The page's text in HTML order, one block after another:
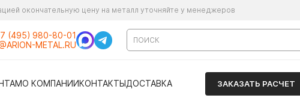
окончательную цену на металл уточняйте у менеджеров
(495) 980-80-01
METAL.RU
О КОМПАНИИКОНТАКТЫДОСТАВКА ЗАКАЗАТЬ РАСЧЕТ